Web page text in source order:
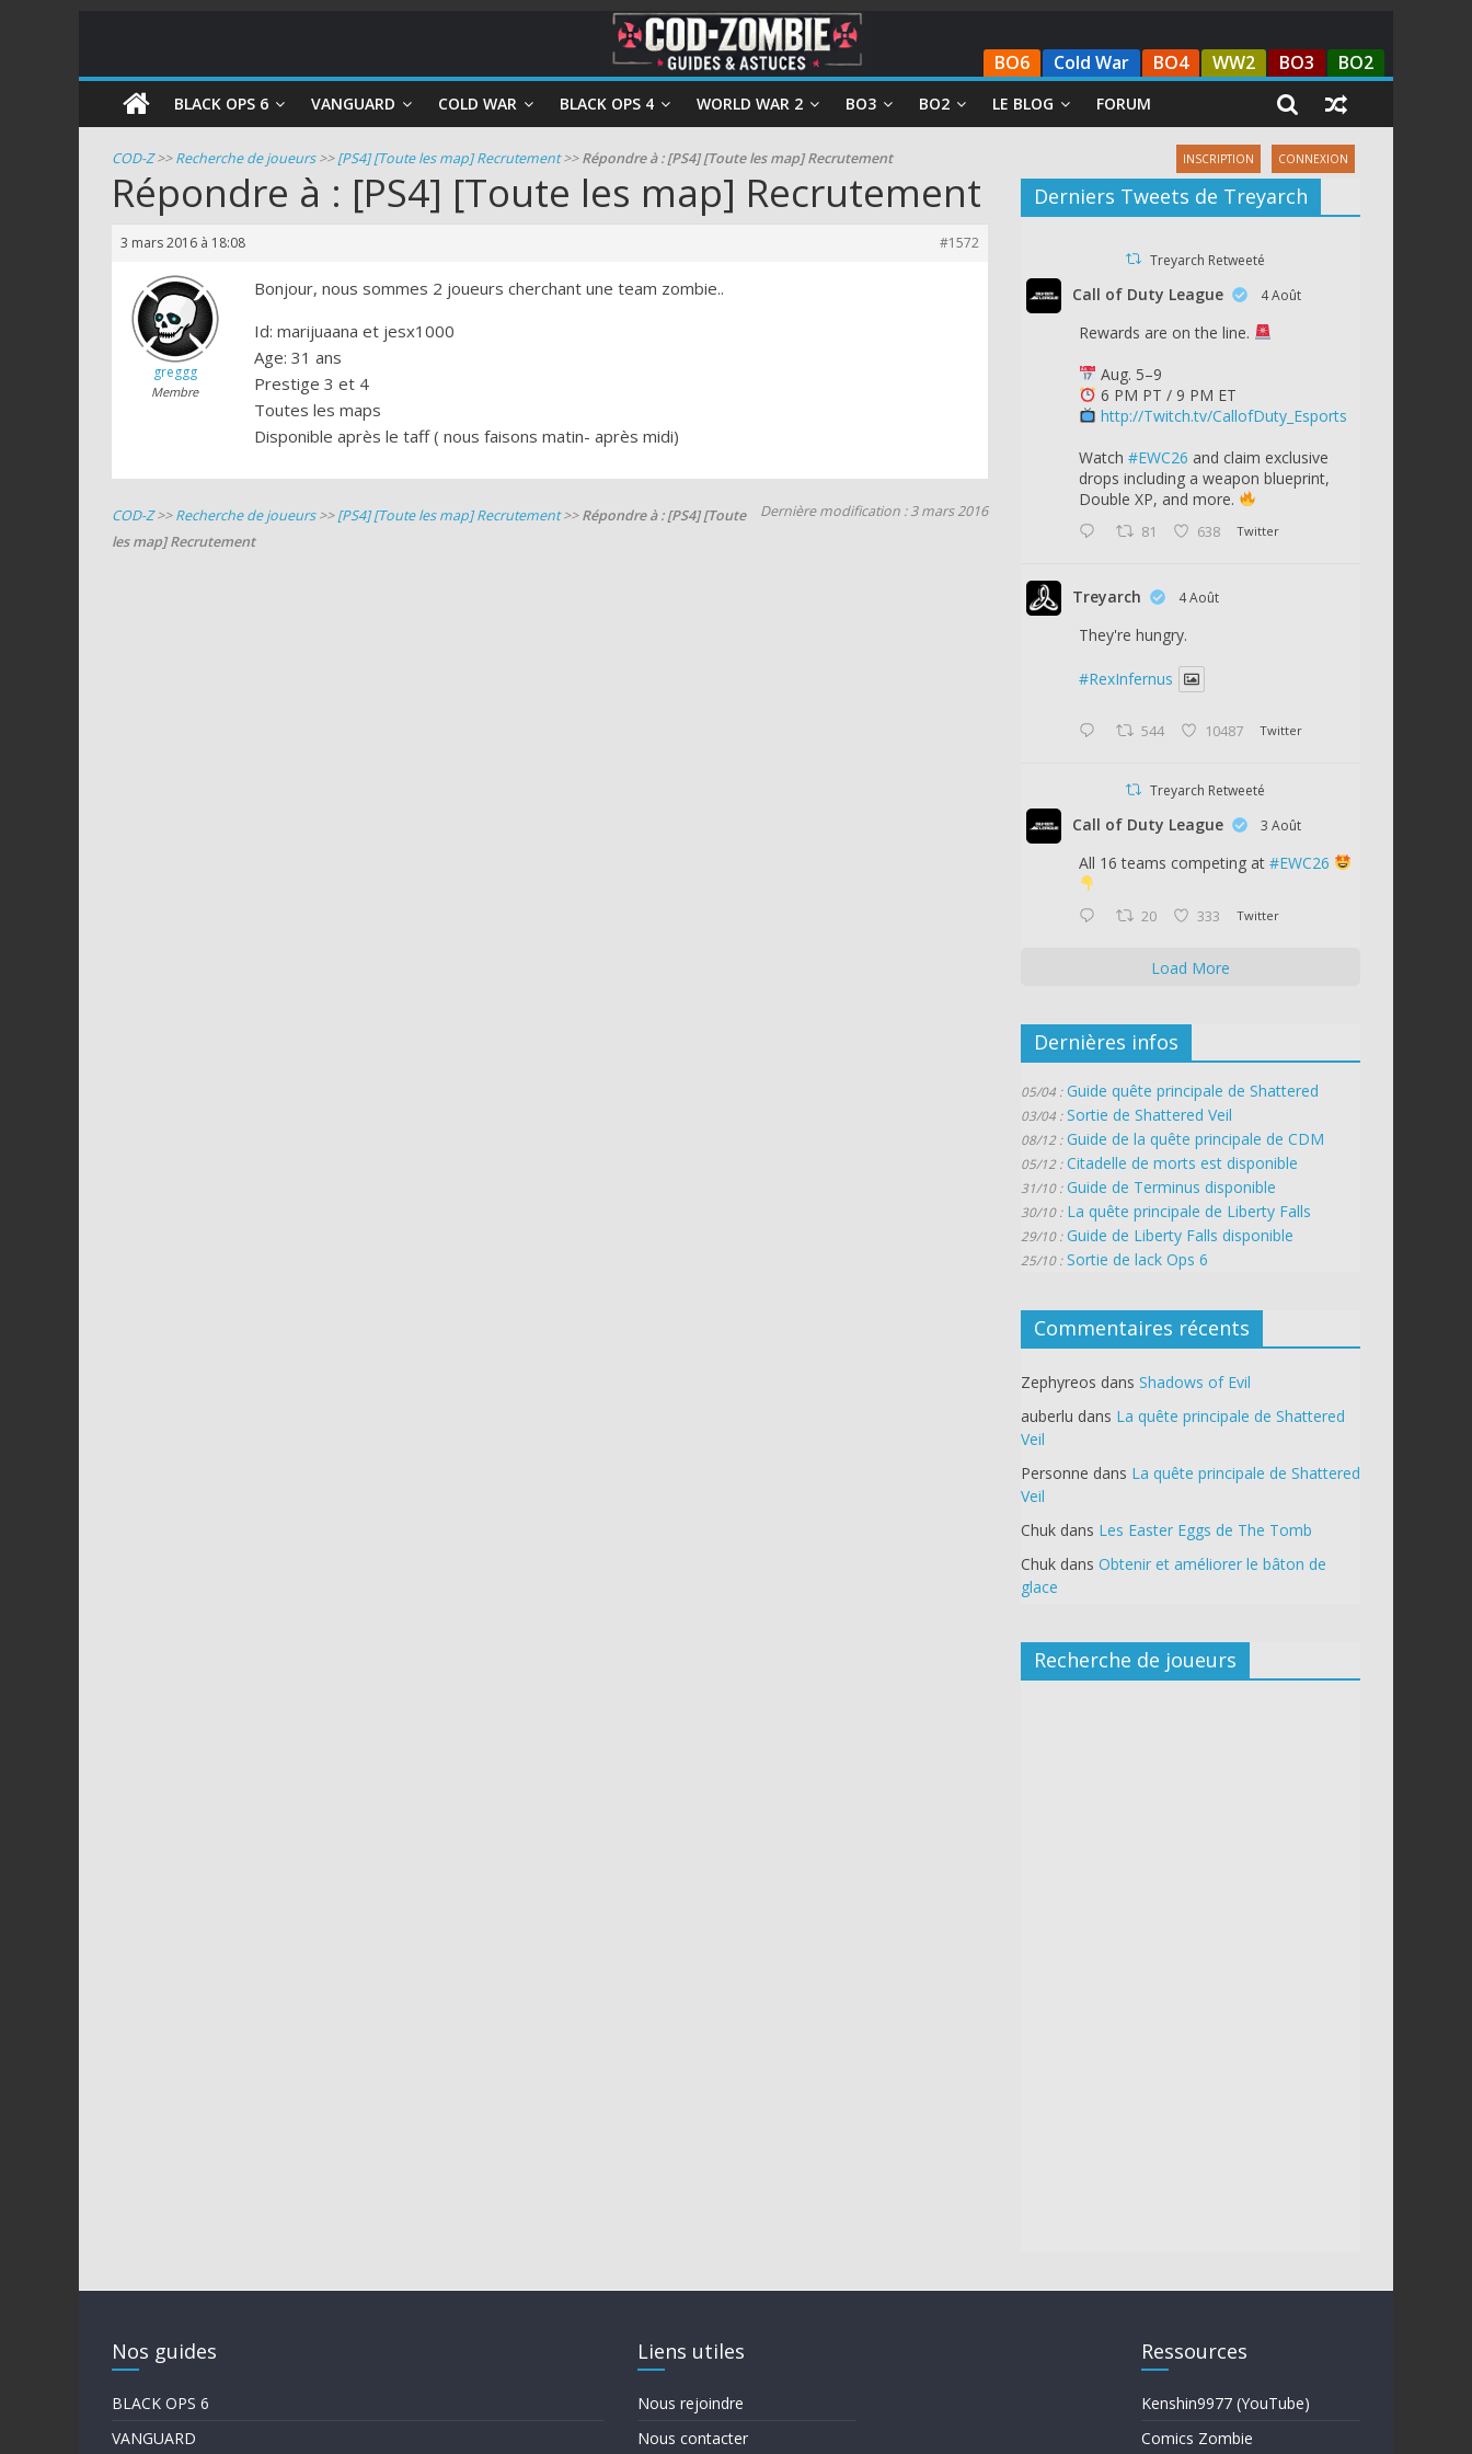
COD
Zombie
Guides
astuces
pour
mode
zombie
BO6 Cold War BO4 WW2 BO3 BO2
BLACK OPS 6 VANGUARD COLD WAR BLACK OPS 4 WORLD WAR 2 BO3 BO2 LE BLOG FORUM
INSCRIPTION CONNEXION
COD-Z>>Recherche de joueurs>>[PS4] [Toute les map] Recrutement>>Répondre à : [PS4] [Toute les map] Recrutement
Répondre à : [PS4] [Toute les map] Recrutement
3 mars 2016 à 18:08 #1572
greggg
Membre
Bonjour, nous sommes 2 joueurs cherchant une team zombie..
Id: marijuaana et jesx1000
Age: 31 ans
Prestige 3 et 4
Toutes les maps
Disponible après le taff ( nous faisons matin- après midi)
Dernière modification : 3 mars 2016
COD-Z>>Recherche de joueurs>>[PS4] [Toute les map] Recrutement>>Répondre à : [PS4] [Toute
les map] Recrutement
Derniers Tweets de Treyarch
Treyarch Retweeté
Call of Duty League 4 Août
Rewards are on the line.
Aug. 5–9
6 PM PT / 9 PM ET
http://Twitch.tv/CallofDuty_Esports
Watch #EWC26 and claim exclusive
drops including a weapon blueprint,
Double XP, and more.
81 638 Twitter
Treyarch 4 Août
They're hungry.
#RexInfernus
544 10487 Twitter
Treyarch Retweeté
Call of Duty League 3 Août
All 16 teams competing at #EWC26
20 333 Twitter
Load More
Dernières infos
05/04 : Guide quête principale de Shattered
03/04 : Sortie de Shattered Veil
08/12 : Guide de la quête principale de CDM
05/12 : Citadelle de morts est disponible
31/10 : Guide de Terminus disponible
30/10 : La quête principale de Liberty Falls
29/10 : Guide de Liberty Falls disponible
25/10 : Sortie de lack Ops 6
Commentaires récents
Zephyreos dans Shadows of Evil
auberlu dans La quête principale de Shattered
Veil
Personne dans La quête principale de Shattered
Veil
Chuk dans Les Easter Eggs de The Tomb
Chuk dans Obtenir et améliorer le bâton de
glace
Recherche de joueurs
Nos guides
BLACK OPS 6
VANGUARD
Liens utiles
Nous rejoindre
Nous contacter
Ressources
Kenshin9977 (YouTube)
Comics Zombie